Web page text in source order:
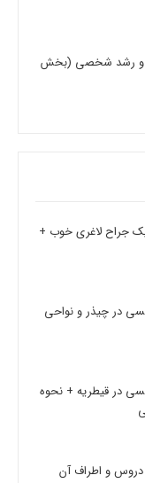
و رشد شخصی (بخش
(9 ویژگی یک جراح لاغری خوب +
در چیذر و نواحی
در قیطریه + نحوه
و اطراف آن